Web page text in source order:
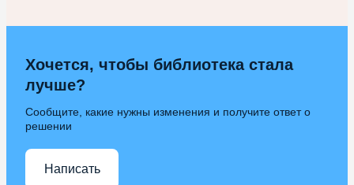
Хочется, чтобы библиотека стала
лучше?
Сообщите, какие нужны изменения и получите ответ о
решении
Написать